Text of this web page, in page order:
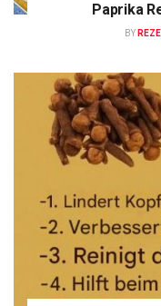
Paprika
BY